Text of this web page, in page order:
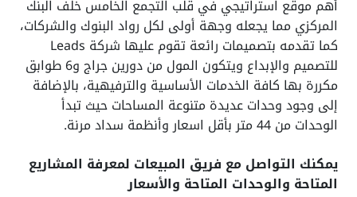
أهم موقع استراتيجي في قلب التجمع الخامس خلف البنك
المركزي مما يجعله وجهة أولى لكل رواد البنوك والشركات،
كما تقدمه بتصميمات رائعة تقوم عليها شركة Leads
للتصميم والإبداع ويتكون المول من دورين جراج و6 طوابق
مكررة بها كافة الخدمات الأساسية والترفيهية، بالإضافة
إلى وجود وحدات عديدة متنوعة المساحات حيث تبدأ
الوحدات من 44 متر بأقل اسعار وأنظمة سداد مرنة.
يمكنك التواصل مع فريق المبيعات لمعرفة المشاريع
المتاحة والوحدات المتاحة والأسعار